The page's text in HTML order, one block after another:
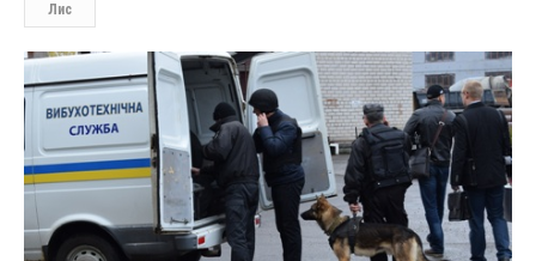
Лис